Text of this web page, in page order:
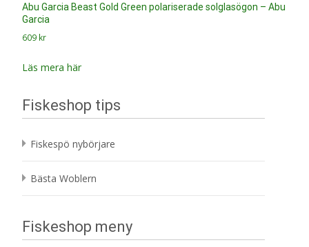
Abu Garcia Beast Gold Green polariserade solglasögon – Abu
Garcia
609 kr
Läs mera här
Fiskeshop tips
Fiskespö nybörjare
Bästa Woblern
Fiskeshop meny